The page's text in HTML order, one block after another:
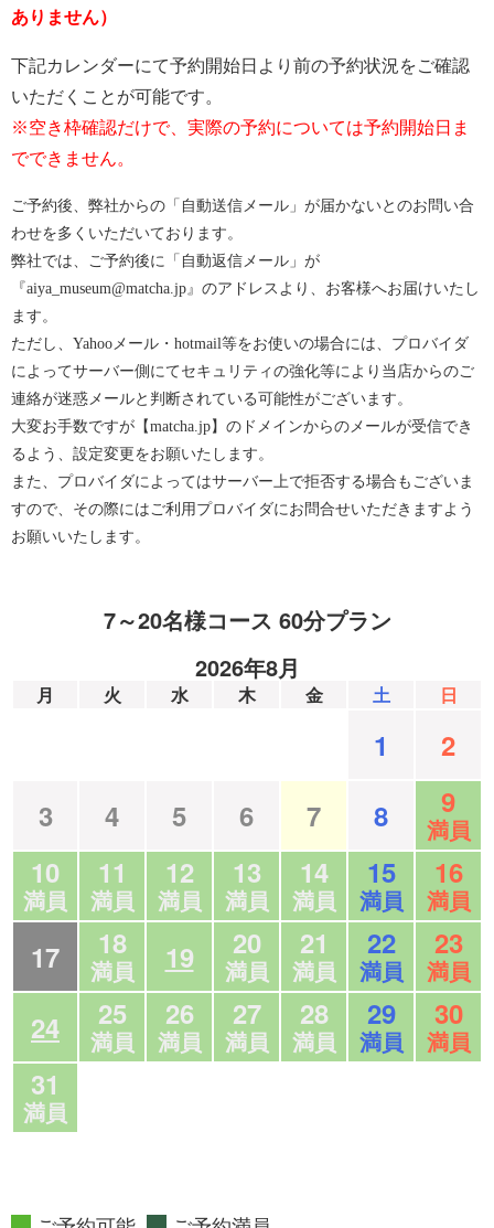
ありません）
下記カレンダーにて予約開始日より前の予約状況をご確認
いただくことが可能です。
※空き枠確認だけで、実際の予約については予約開始日ま
でできません。
ご予約後、弊社からの「自動送信メール」が届かないとのお問い合
わせを多くいただいております。
弊社では、ご予約後に「自動返信メール」が
『aiya_museum@matcha.jp』のアドレスより、お客様へお届けいたし
ます。
ただし、Yahooメール・hotmail等をお使いの場合には、プロバイダ
によってサーバー側にてセキュリティの強化等により当店からのご
連絡が迷惑メールと判断されている可能性がございます。
大変お手数ですが【matcha.jp】のドメインからのメールが受信でき
るよう、設定変更をお願いたします。
また、プロバイダによってはサーバー上で拒否する場合もございま
すので、その際にはご利用プロバイダにお問合せいただきますよう
お願いいたします。
7～20名様コース 60分プラン
2026年8月
月 火 水 木 金 土 日
1
2
3
4 5 6 7 8 9
満員
10
満員
11
満員
12
満員
13
満員
14
満員
15
満員
16
満員
17 18
満員 19 20
満員
21
満員
22
満員
23
満員
24 25
満員
26
満員
27
満員
28
満員
29
満員
30
満員
31
満員